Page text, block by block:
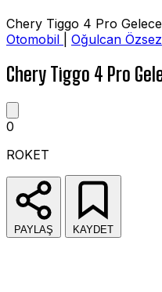
Chery Tiggo 4 Pro
Otomobil
Oğulcan
Chery Tiggo 4 Pro
0
ROKET
PAYLAŞ KAYDET